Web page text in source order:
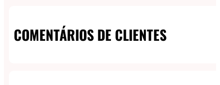
COMENTÁRIOS DE CLIENTES